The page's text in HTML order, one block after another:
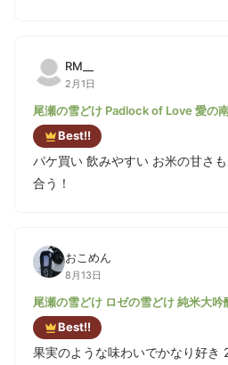
RM__
2月1日
尾瀬の雪どけ Padlock of Love 愛の
Best!!
パケ買い 飲みやすい お米の甘さ
合う！
おこめん
8月13日
尾瀬の雪どけ ロゼの雪どけ 純米大吟
Best!!
果実のような味わいでかなり好